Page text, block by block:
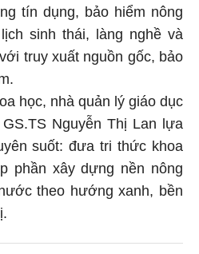
tín dụng, bảo hiểm nông
sinh thái, làng nghề và
truy xuất nguồn gốc, bảo
học, nhà quản lý giáo dục
Nguyễn Thị Lan lựa
suốt: đưa tri thức khoa
phần xây dựng nền nông
theo hướng xanh, bền